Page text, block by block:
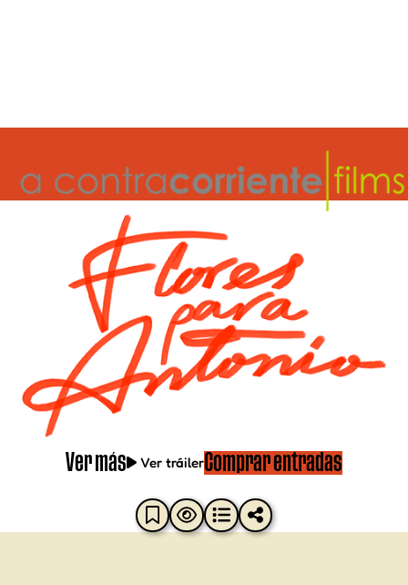
Ver más Ver tráiler Comprar entradas